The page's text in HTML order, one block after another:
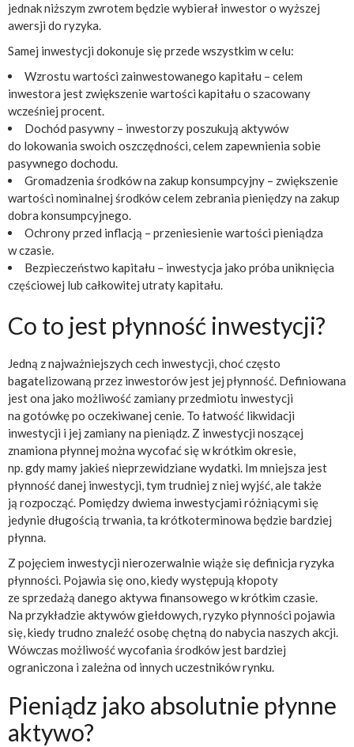
jednak niższym zwrotem będzie wybierał inwestor o wyższej
awersji do ryzyka.
Samej inwestycji dokonuje się przede wszystkim w celu:
Wzrostu wartości zainwestowanego kapitału – celem
inwestora jest zwiększenie wartości kapitału o szacowany
wcześniej procent.
Dochód pasywny – inwestorzy poszukują aktywów
do lokowania swoich oszczędności, celem zapewnienia sobie
pasywnego dochodu.
Gromadzenia środków na zakup konsumpcyjny – zwiększenie
wartości nominalnej środków celem zebrania pieniędzy na zakup
dobra konsumpcyjnego.
Ochrony przed inflacją – przeniesienie wartości pieniądza
w czasie.
Bezpieczeństwo kapitału – inwestycja jako próba uniknięcia
częściowej lub całkowitej utraty kapitału.
Co to jest płynność inwestycji?
Jedną z najważniejszych cech inwestycji, choć często
bagatelizowaną przez inwestorów jest jej płynność. Definiowana
jest ona jako możliwość zamiany przedmiotu inwestycji
na gotówkę po oczekiwanej cenie. To łatwość likwidacji
inwestycji i jej zamiany na pieniądz. Z inwestycji noszącej
znamiona płynnej można wycofać się w krótkim okresie,
np. gdy mamy jakieś nieprzewidziane wydatki. Im mniejsza jest
płynność danej inwestycji, tym trudniej z niej wyjść, ale także
ją rozpocząć. Pomiędzy dwiema inwestycjami różniącymi się
jedynie długością trwania, ta krótkoterminowa będzie bardziej
płynna.
Z pojęciem inwestycji nierozerwalnie wiąże się definicja ryzyka
płynności. Pojawia się ono, kiedy występują kłopoty
ze sprzedażą danego aktywa finansowego w krótkim czasie.
Na przykładzie aktywów giełdowych, ryzyko płynności pojawia
się, kiedy trudno znaleźć osobę chętną do nabycia naszych akcji.
Wówczas możliwość wycofania środków jest bardziej
ograniczona i zależna od innych uczestników rynku.
Pieniądz jako absolutnie płynne
aktywo?